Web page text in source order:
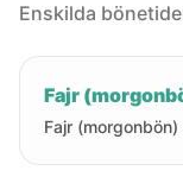
Enskilda
Fajr
Fajr